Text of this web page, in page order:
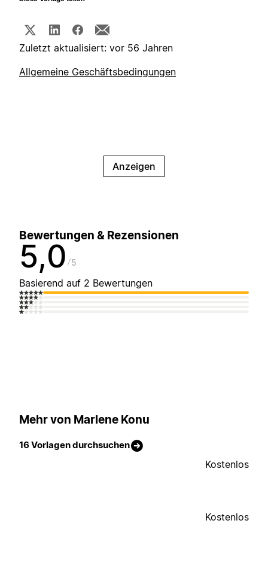
Zuletzt aktualisiert: vor 56 Jahren
Allgemeine Geschäftsbedingungen
Anzeigen
Bewertungen & Rezensionen
5,0 5
Basierend auf 2 Bewertungen
Mehr von Marlene Konu
16 Vorlagen durchsuchen
Kostenlos
Kostenlos